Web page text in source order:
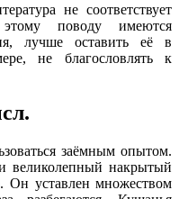
не соответствует
поводу имеются
лучше оставить её в
не благословлять к
заёмным опытом.
великолепный накрытый
Он уставлен множеством